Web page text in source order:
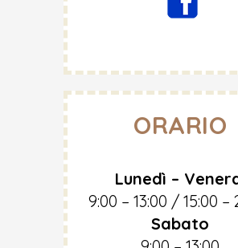
ORARIO
Lunedì –
9:00 – 13:00 / 15:00 –
Sabato